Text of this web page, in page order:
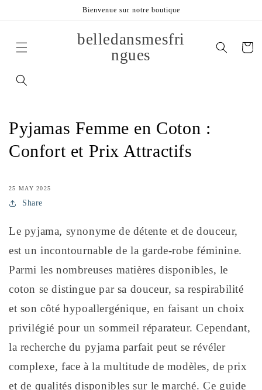
Bienvenue sur notre boutique
belledansmesfri
ngues
Panier
Pyjamas Femme en Coton :
Confort et Prix Attractifs
25 MAY 2025
Share
Le pyjama, synonyme de détente et de douceur,
est un incontournable de la garde-robe féminine.
Parmi les nombreuses matières disponibles, le
coton se distingue par sa douceur, sa respirabilité
et son côté hypoallergénique, en faisant un choix
privilégié pour un sommeil réparateur. Cependant,
la recherche du pyjama parfait peut se révéler
complexe, face à la multitude de modèles, de prix
et de qualités disponibles sur le marché. Ce guide